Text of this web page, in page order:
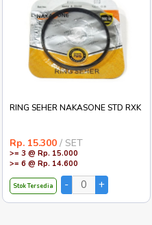
RING SEHER NAKASONE STD RXK
Rp. 15.300 / SET
>= 3 @ Rp. 15.000
>= 6 @ Rp. 14.600
Stok Tersedia